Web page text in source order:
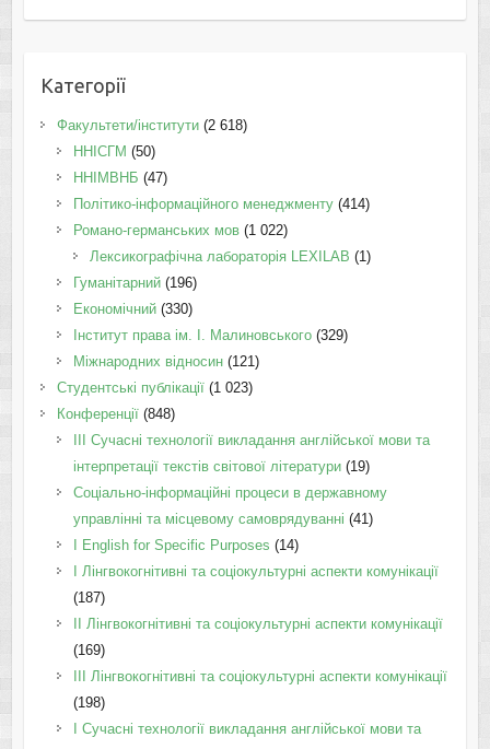
Категорії
Факультети/інститути(2 618)
ННІСГМ (50)
ННІМВНБ (47)
Політико-інформаційного менеджменту(414)
Романо-германських мов(1 022)
Лексикографічна лабораторія LEXILAB (1)
Гуманітарний(196)
Економічний(330)
Інститут права ім. І. Малиновського(329)
Міжнародних відносин(121)
Студентські публікації(1 023)
Конференції(848)
III Сучасні технології викладання англійської мови та
інтерпретації текстів світової літератури(19)
Соціально-інформаційні процеси в державному
управлінні та місцевому самоврядуванні (41)
І English for Specific Purposes (14)
I Лінгвокогнітивні та соціокультурні аспекти комунікації
(187)
IІ Лінгвокогнітивні та соціокультурні аспекти комунікації
(169)
IІI Лінгвокогнітивні та соціокультурні аспекти комунікації
(198)
I Cучасні технології викладання англійської мови та